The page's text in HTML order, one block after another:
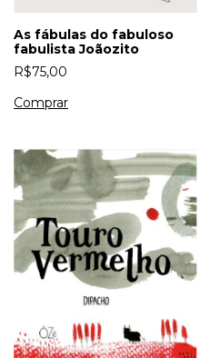
As fábulas do fabuloso
fabulista Joãozito
R$75,00